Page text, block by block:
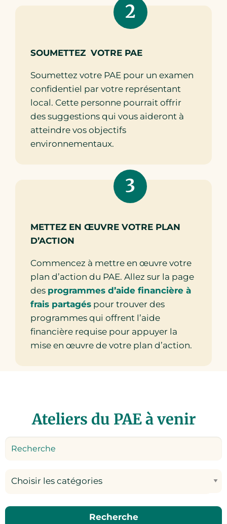
2
SOUMETTEZ VOTRE PAE
Soumettez votre PAE pour un examen
confidentiel par votre représentant
local. Cette personne pourrait offrir
des suggestions qui vous aideront à
atteindre vos objectifs
environnementaux.
3
METTEZ EN ŒUVRE VOTRE PLAN
D’ACTION
Commencez à mettre en œuvre votre
plan d’action du PAE. Allez sur la page
des programmes d’aide financière à
frais partagés pour trouver des
programmes qui offrent l’aide
financière requise pour appuyer la
mise en œuvre de votre plan d’action.
Ateliers du PAE à venir
Choisir les catégories
Recherche